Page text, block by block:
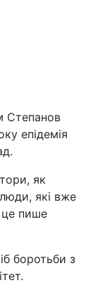
Степанов
епідемія
як
які вже
це пише
боротьби з